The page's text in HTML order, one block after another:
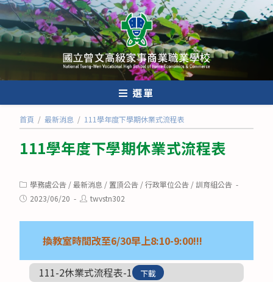
跳
轉
至
內
選單
首頁 / 最新消息 / 111學年度下學期休業式流程表
111學年度下學期休業式流程表
Post
category:
學務處公告 /最新消息 / 置頂公告 /行政單位公告 /訓育組公告
Post2023/06/20
Posttwvstn302
換教室時間改至6/30早上8:10-9:00!!!
111-2休業式流程表-1 下載